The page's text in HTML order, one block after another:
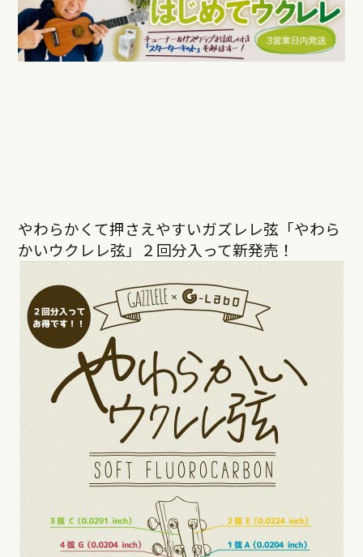
やわらかくて押さえやすいガズレレ弦「やわら
かいウクレレ弦」２回分入って新発売！